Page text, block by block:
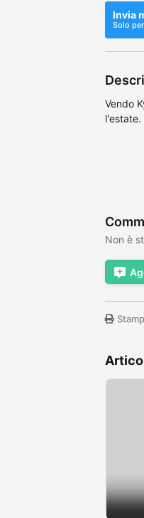
Invia
Solo
Vendo
l'estate.
Non è